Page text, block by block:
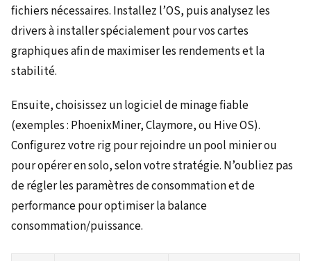
fichiers nécessaires. Installez l’OS, puis analysez les
drivers à installer spécialement pour vos cartes
graphiques afin de maximiser les rendements et la
stabilité.
Ensuite, choisissez un logiciel de minage fiable
(exemples : PhoenixMiner, Claymore, ou Hive OS).
Configurez votre rig pour rejoindre un pool minier ou
pour opérer en solo, selon votre stratégie. N’oubliez pas
de régler les paramètres de consommation et de
performance pour optimiser la balance
consommation/puissance.